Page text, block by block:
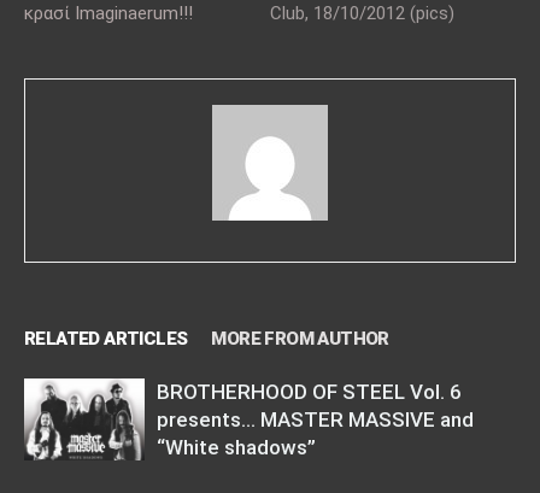
κρασί Imaginaerum!!!
Club, 18/10/2012 (pics)
RELATED ARTICLES MORE FROM AUTHOR
BROTHERHOOD OF STEEL Vol. 6
presents… MASTER MASSIVE and
“White shadows”